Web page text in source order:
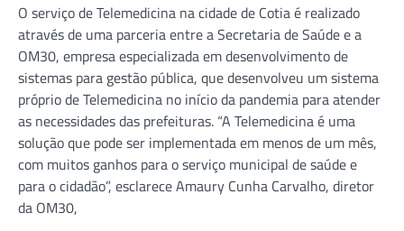
O serviço de Telemedicina na cidade de Cotia é realizado
através de uma parceria entre a Secretaria de Saúde e a
OM30, empresa especializada em desenvolvimento de
sistemas para gestão pública, que desenvolveu um sistema
próprio de Telemedicina no início da pandemia para atender
as necessidades das prefeituras. “A Telemedicina é uma
solução que pode ser implementada em menos de um mês,
com muitos ganhos para o serviço municipal de saúde e
para o cidadão”, esclarece Amaury Cunha Carvalho, diretor
da OM30,